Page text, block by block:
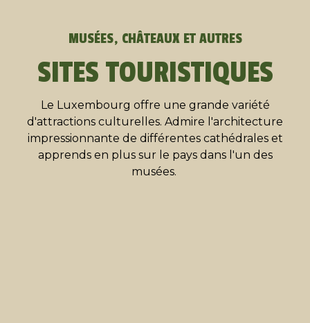
MUSÉES, CHÂTEAUX ET AUTRES
SITES TOURISTIQUES
Le Luxembourg offre une grande variété
d'attractions culturelles. Admire l'architecture
impressionnante de différentes cathédrales et
apprends en plus sur le pays dans l'un des
musées.